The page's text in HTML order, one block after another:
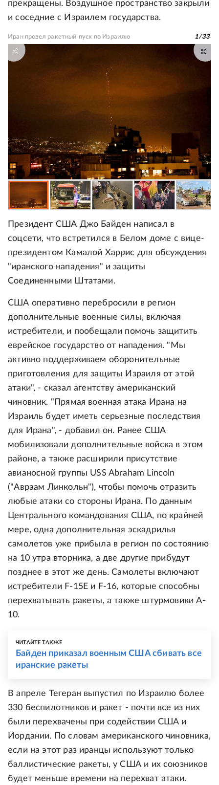
прекращены. Воздушное пространство закрыли
и соседние с Израилем государства.
Иран провел ракетный пуск по Израилю 1/33
Президент США Джо Байден написал в
соцсети, что встретился в Белом доме с вице-
президентом Камалой Харрис для обсуждения
"иранского нападения" и защиты
Соединенными Штатами.
США оперативно перебросили в регион
дополнительные военные силы, включая
истребители, и пообещали помочь защитить
еврейское государство от нападения. "Мы
активно поддерживаем оборонительные
приготовления для защиты Израиля от этой
атаки", - сказал агентству американский
чиновник. "Прямая военная атака Ирана на
Израиль будет иметь серьезные последствия
для Ирана", - добавил он. Ранее США
мобилизовали дополнительные войска в этом
районе, а также расширили присутствие
авианосной группы USS Abraham Lincoln
("Авраам Линкольн"), чтобы помочь отразить
любые атаки со стороны Ирана. По данным
Центрального командования США, по крайней
мере, одна дополнительная эскадрилья
самолетов уже прибыла в регион по состоянию
на 10 утра вторника, а две другие прибудут
позднее в этот же день. Самолеты включают
истребители F-15E и F-16, которые способны
перехватывать ракеты, а также штурмовики A-
10.
ЧИТАЙТЕ ТАКЖЕ
Байден приказал военным США сбивать все
иранские ракеты
В апреле Тегеран выпустил по Израилю более
330 беспилотников и ракет - почти все из них
были перехвачены при содействии США и
Иордании. По словам американского чиновника,
если на этот раз иранцы используют только
баллистические ракеты, у США и их союзников
будет меньше времени на перехват атаки.